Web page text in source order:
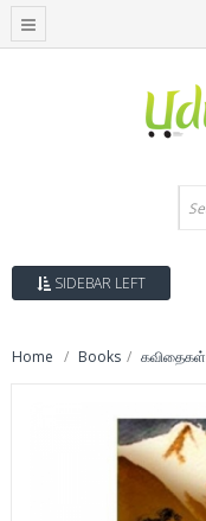
SIDEBAR LEFT
Home Books கவிதைகள்